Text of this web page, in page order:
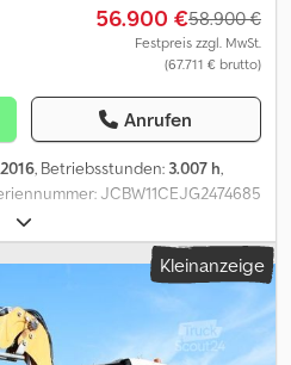
56.900 €58.900 €
Festpreis zzgl. MwSt.
(67.711 € brutto)
Anrufen
2016, Betriebsstunden: 3.007 h,
JCBW11CEJG2474685
ca. 3.007 h
ca. 2.420 mm Löffelstiel
Schnellwechsler
Grabräumlöffel -
- Schnittbreite 420 mm Codpew
Zwischenverkauf und Irrtümer sind
Kleinanzeige